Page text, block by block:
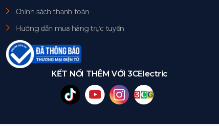
Chính sách thanh toán
Hướng dẫn mua hàng trực tuyến
KẾT NỐI THÊM VỚI 3CElectric